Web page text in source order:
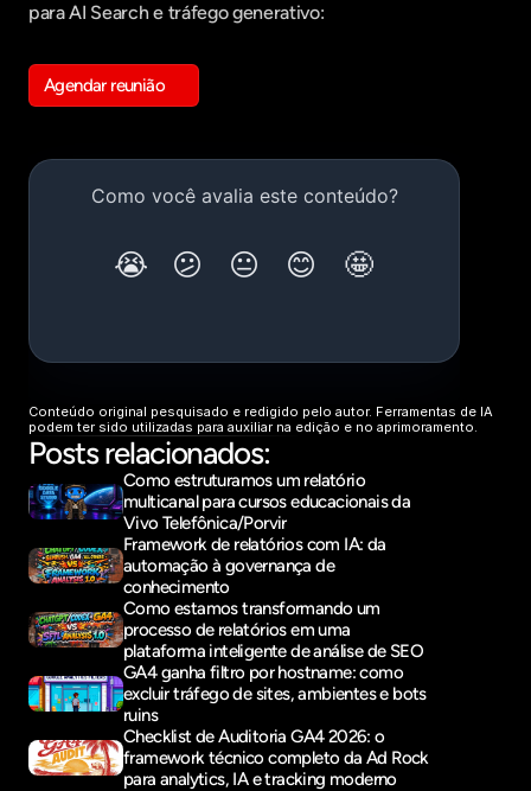
para AI Search e tráfego generativo:
Agendar reunião
Get in touch
Conteúdo original pesquisado e redigido pelo autor. Ferramentas de IA
podem ter sido utilizadas para auxiliar na edição e no aprimoramento.
Posts relacionados:
Como estruturamos um relatório
multicanal para cursos educacionais da
Vivo Telefônica/Porvir
Framework de relatórios com IA: da
automação à governança de
conhecimento
Como estamos transformando um
processo de relatórios em uma
plataforma inteligente de análise de SEO
GA4 ganha filtro por hostname: como
excluir tráfego de sites, ambientes e bots
ruins
Checklist de Auditoria GA4 2026: o
framework técnico completo da Ad Rock
para analytics, IA e tracking moderno